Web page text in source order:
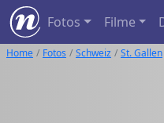
Fotos Filme
Home Fotos Schweiz St. Gallen